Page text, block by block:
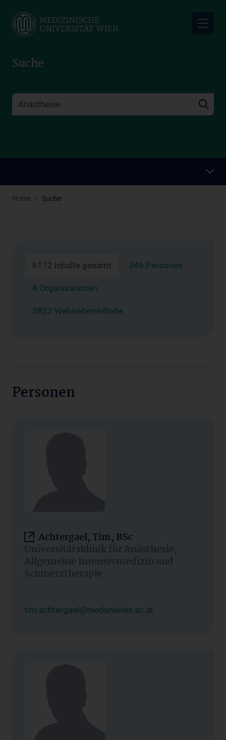
main
Suche
Home Suche
6172 Inhalte gesamt 346 Personen
4 Organisationen
5822 Webseiten-Inhalte
Personen
Achtergael, Tim, BSc
Universitätsklinik für Anästhesie,
Allgemeine Intensivmedizin und
Schmerztherapie
tim.achtergael@meduniwien.ac.at